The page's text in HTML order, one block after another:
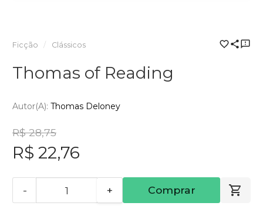
Ficção Clássicos
Thomas of Reading
Autor(a): Thomas Deloney
R$ 28,75
R$ 22,76
- + Comprar